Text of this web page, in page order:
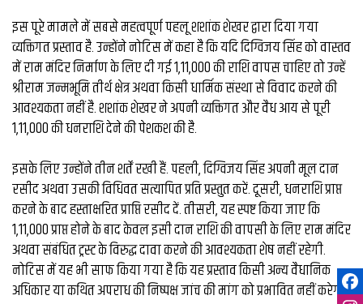
इस पूरे मामले में सबसे महत्वपूर्ण पहलू शशांक शेखर द्वारा दिया गया
व्यक्तिगत प्रस्ताव है. उन्होंने नोटिस में कहा है कि यदि दिग्विजय सिंह को वास्तव
में राम मंदिर निर्माण के लिए दी गई ₹1,11,000 की राशि वापस चाहिए तो उन्हें
श्रीराम जन्मभूमि तीर्थ क्षेत्र अथवा किसी धार्मिक संस्था से विवाद करने की
आवश्यकता नहीं है. शशांक शेखर ने अपनी व्यक्तिगत और वैध आय से पूरी
₹1,11,000 की धनराशि देने की पेशकश की है.
इसके लिए उन्होंने तीन शर्तें रखी हैं. पहली, दिग्विजय सिंह अपनी मूल दान
रसीद अथवा उसकी विधिवत सत्यापित प्रति प्रस्तुत करें. दूसरी, धनराशि प्राप्त
करने के बाद हस्ताक्षरित प्राप्ति रसीद दें. तीसरी, यह स्पष्ट किया जाए कि
₹1,11,000 प्राप्त होने के बाद केवल इसी दान राशि की वापसी के लिए राम मंदिर
अथवा संबंधित ट्रस्ट के विरुद्ध दावा करने की आवश्यकता शेष नहीं रहेगी.
नोटिस में यह भी साफ किया गया है कि यह प्रस्ताव किसी अन्य वैधानिक
अधिकार या कथित अपराध की निष्पक्ष जांच की मांग को प्रभावित नहीं करेगा.